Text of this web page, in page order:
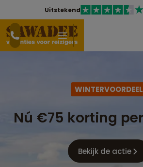
Uitstekend
WINTERVOORDEEL
Nú €75 korting
Bekijk de actie